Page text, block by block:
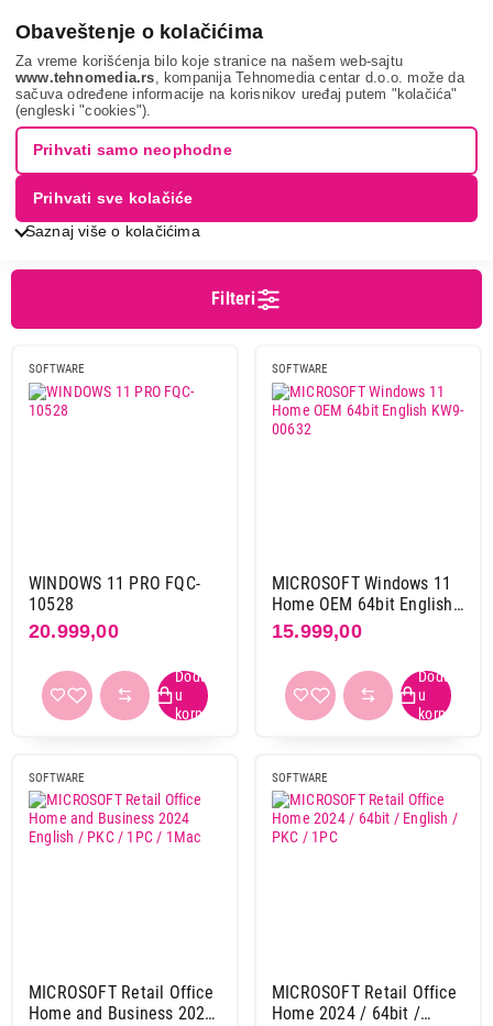
Obaveštenje o kolačićima
Za vreme korišćenja bilo koje stranice na našem web-sajtu
www.tehnomedia.rs , kompanija Tehnomedia centar d.o.o. može da
sačuva određene informacije na korisnikov uređaj putem "kolačića"
(engleski "cookies").
Saznaj više o kolačićima
Prihvati samo neophodne
Prihvati sve kolačiće
It & gaming Software Antivirus zaštita
Cena od Cena do
ANTIVIRUS ZAŠTITA
Sortiranje Prikaz
Filteri
SOFTWARE
WINDOWS 11 PRO FQC-
10528
20.999,00
SOFTWARE
MICROSOFT Windows 11
Home OEM 64bit English
KW9-00632
15.999,00
SOFTWARE
MICROSOFT Retail Office
Home and Business 2024
SOFTWARE
MICROSOFT Retail Office
Home 2024 / 64bit /